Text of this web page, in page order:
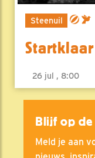
Steenuil
Startklaar
26 jul , 8:00
Blijf op de
Meld je aan